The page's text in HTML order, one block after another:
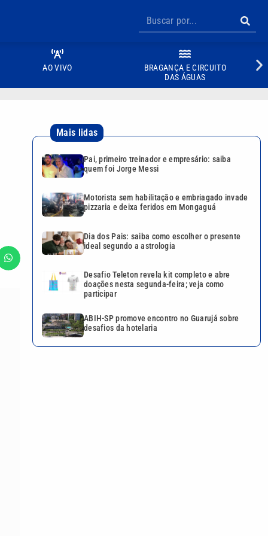
AO VIVO
BRAGANÇA E CIRCUITO
DAS ÁGUAS
Mais lidas
Pai, primeiro treinador e empresário: saiba
quem foi Jorge Messi
Motorista sem habilitação e embriagado invade
pizzaria e deixa feridos em Mongaguá
Dia dos Pais: saiba como escolher o presente
ideal segundo a astrologia
Desafio Teleton revela kit completo e abre
doações nesta segunda-feira; veja como
participar
ABIH-SP promove encontro no Guarujá sobre
desafios da hotelaria